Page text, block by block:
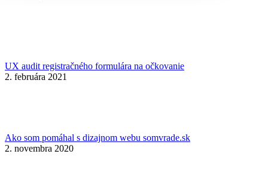
UX audit registračného formulára na očkovanie
2. februára 2021
Ako som pomáhal s dizajnom webu somvrade.sk
2. novembra 2020